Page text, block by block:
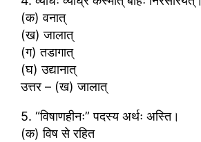
(क) वनात्
(ख) जालात्
(ग) तडागात्
(घ) उद्यानात्
उत्तर – (ख) जालात्
5. “विषाणहीनः” पदस्य अर्थः अस्ति।
(क) विष से रहित